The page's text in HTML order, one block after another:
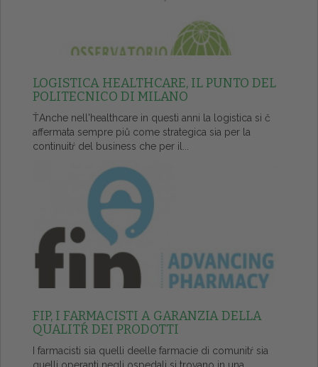
LOGISTICA HEALTHCARE, IL PUNTO DEL
POLITECNICO DI MILANO
ŤAnche nell'healthcare in questi anni la logistica si č
affermata sempre piů come strategica sia per la
continuitŕ del business che per il...
FIP, I FARMACISTI A GARANZIA DELLA
QUALITŔ DEI PRODOTTI
I farmacisti sia quelli deelle farmacie di comunitŕ sia